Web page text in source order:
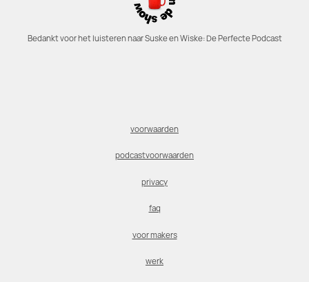
Bedankt voor het luisteren naar Suske en Wiske: De Perfecte Podcast
voorwaarden
podcastvoorwaarden
privacy
faq
voor makers
werk